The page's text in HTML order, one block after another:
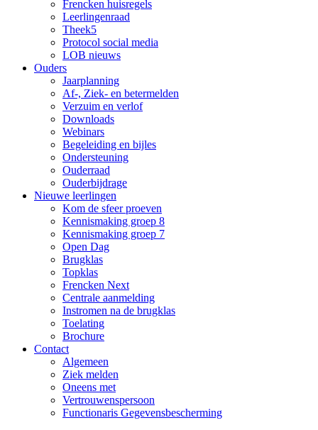
Frencken huisregels
Leerlingenraad
Theek5
Protocol social media
LOB nieuws
Ouders
Jaarplanning
Af-, Ziek- en betermelden
Verzuim en verlof
Downloads
Webinars
Begeleiding en bijles
Ondersteuning
Ouderraad
Ouderbijdrage
Nieuwe leerlingen
Kom de sfeer proeven
Kennismaking groep 8
Kennismaking groep 7
Open Dag
Brugklas
Topklas
Frencken Next
Centrale aanmelding
Instromen na de brugklas
Toelating
Brochure
Contact
Algemeen
Ziek melden
Oneens met
Vertrouwenspersoon
Functionaris Gegevensbescherming